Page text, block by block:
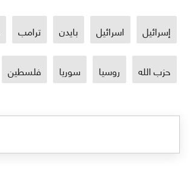
إسرائيل اسرائيل بايدن ترامب
حزب الله روسيا سوريا فلسطين